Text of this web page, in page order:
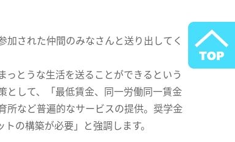
された仲間のみなさんと送り出してく
とうな生活を送ることができるという
して、「最低賃金、同一労働同一賃金
所など普遍的なサービスの提供。奨学金
の構築が必要」と強調します。